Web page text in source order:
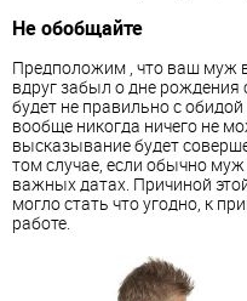
Не обобщайте
Предположим , что ваш муж
вдруг забыл о дне
будет не правильно с
вообще никогда ничего не
высказывание будет
том случае, если обычно
важных датах. Причиной
могло стать что угодно, к
работе.